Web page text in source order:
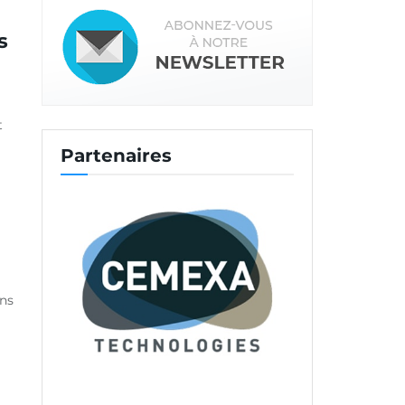
Partenaires